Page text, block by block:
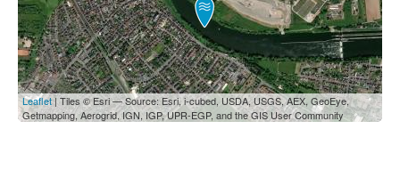
Leaflet| Tiles © Esri — Source: Esri, i-cubed, USDA, USGS, AEX, GeoEye,
Getmapping, Aerogrid, IGN, IGP, UPR-EGP, and the GIS User Community